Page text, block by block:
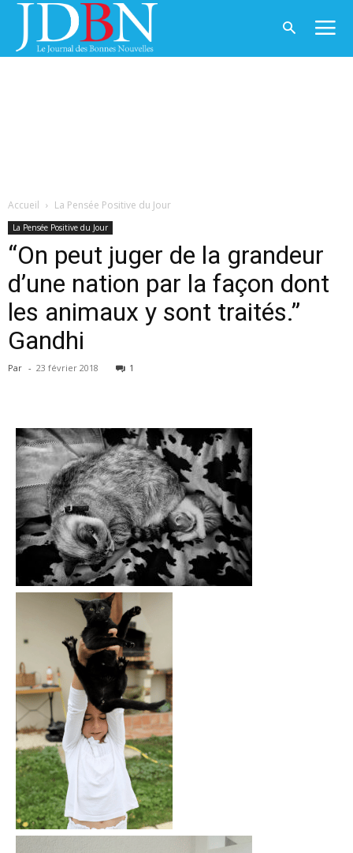
Accueil La Pensée Positive du Jour
La Pensée Positive du Jour
“On peut juger de la grandeur
d’une nation par la façon dont
les animaux y sont traités.”
Gandhi
Par - 23 février 2018 1